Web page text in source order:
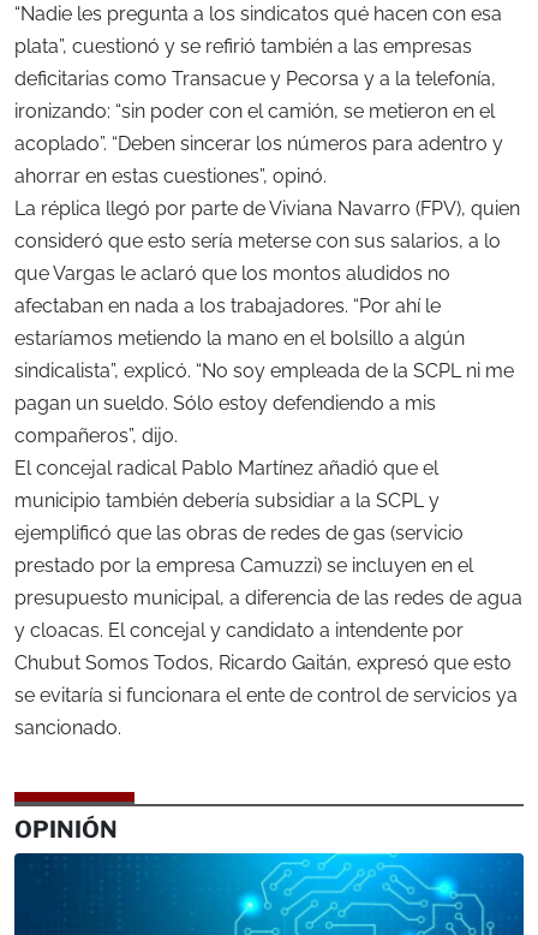
“Nadie les pregunta a los sindicatos qué hacen con esa
plata”, cuestionó y se refirió también a las empresas
deficitarias como Transacue y Pecorsa y a la telefonía,
ironizando: “sin poder con el camión, se metieron en el
acoplado”. “Deben sincerar los números para adentro y
ahorrar en estas cuestiones”, opinó.
La réplica llegó por parte de Viviana Navarro (FPV), quien
consideró que esto sería meterse con sus salarios, a lo
que Vargas le aclaró que los montos aludidos no
afectaban en nada a los trabajadores. “Por ahí le
estaríamos metiendo la mano en el bolsillo a algún
sindicalista”, explicó. “No soy empleada de la SCPL ni me
pagan un sueldo. Sólo estoy defendiendo a mis
compañeros”, dijo.
El concejal radical Pablo Martínez añadió que el
municipio también debería subsidiar a la SCPL y
ejemplificó que las obras de redes de gas (servicio
prestado por la empresa Camuzzi) se incluyen en el
presupuesto municipal, a diferencia de las redes de agua
y cloacas. El concejal y candidato a intendente por
Chubut Somos Todos, Ricardo Gaitán, expresó que esto
se evitaría si funcionara el ente de control de servicios ya
sancionado.
OPINIÓN